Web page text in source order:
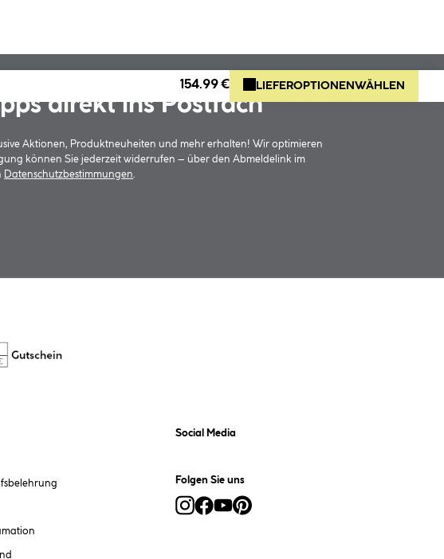
154.99 € LIEFEROPTIONEN WÄHLEN
direkt ins Postfach
Aktionen, Produktneuheiten und mehr erhalten! Wir optimieren
können Sie jederzeit widerrufen – über den Abmeldelink im
Datenschutzbestimmungen
Social Media
Folgen Sie uns